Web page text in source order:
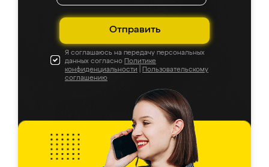
Отправить
Я соглашаюсь на передачу персональных
данных согласно Политике
конфиденциальности
Пользовательскому
соглашению